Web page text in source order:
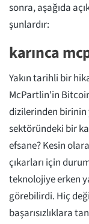
sonra, aşağıda
şunlardır:
karınca
Yakın tarihli bir
McPartlin'in
dizilerinden birinin
sektöründeki bir
efsane? Kesin
çıkarları için
teknolojiye erken
görebilirdi. Hiç
başarısızlıklara